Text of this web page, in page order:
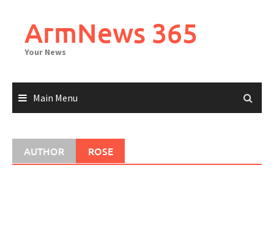
contentArmNews 365
Your News
Main Menu
AUTHOR ROSE